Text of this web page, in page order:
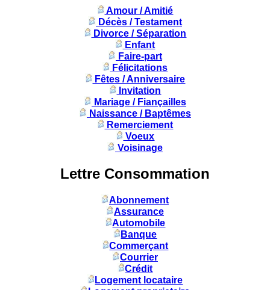
Amour / Amitié
Décès / Testament
Divorce / Séparation
Enfant
Faire-part
Félicitations
Fêtes / Anniversaire
Invitation
Mariage / Fiançailles
Naissance / Baptêmes
Remerciement
Voeux
Voisinage
Lettre Consommation
Abonnement
Assurance
Automobile
Banque
Commerçant
Courrier
Crédit
Logement locataire